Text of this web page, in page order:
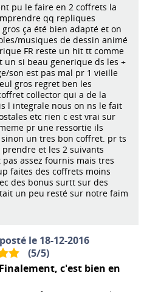
pu le faire en 2 coffrets la
qq repliques
ça été bien adapté et on
musiques de dessin animé
FR reste un hit tt comme
un si beau generique ds les +
son est pas mal pr 1 vieille
gros regret ben les
collector qui a de la
l integrale nous on ns le fait
etc rien c est vrai sur
pr une ressortie ils
un tres bon coffret. pr ts
et les 2 suivants
assez fournis mais tres
faites des coffrets moins
des bonus surtt sur des
un peu resté sur notre faim
le 18-12-2016
(5/5)
c'est bien en